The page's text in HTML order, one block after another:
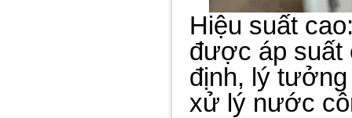
Hiệu suất
được áp suất
định, lý
xử lý nước